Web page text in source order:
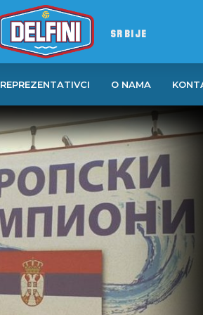
SRBIJE
REPREZENTATIVCI O NAMA